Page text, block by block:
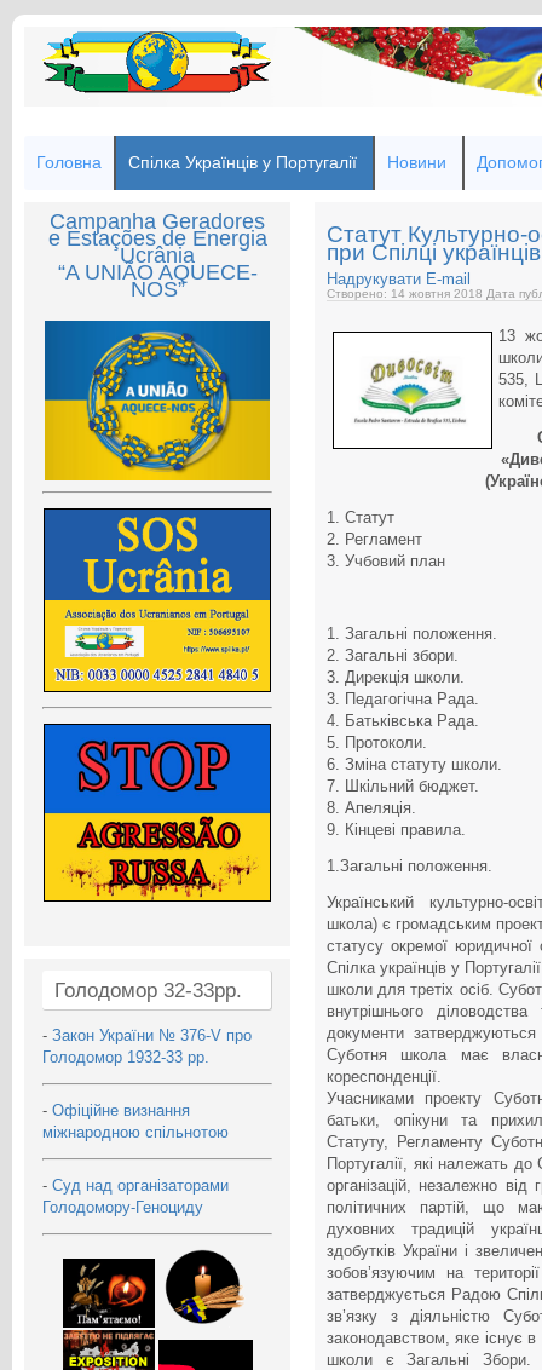
Головна Спілка Українців у Португалії Новини
Campanha Geradores
e Estações de Energia
Ucrânia
“A UNIÃO AQUECE-
NOS”
Голодомор 32-33рр.
- Закон України № 376-V про
Голодомор 1932-33 рр.
- Офіційне визнання
міжнародною спільнотою
- Суд над організаторами
Голодомору-Геноциду
Статут Культурно-
при Спілці
Надрукувати E-mail
Створено: 14 жовтня 2018 Дата
13
535,
1. Статут
2. Регламент
3. Учбовий план
1. Загальні положення.
2. Загальні збори.
3. Дирекція школи.
3. Педагогічна Рада.
4. Батьківська Рада.
5. Протоколи.
6. Зміна статуту школи.
7. Шкільний бюджет.
8. Апеляція.
9. Кінцеві правила.
1.Загальні положення.
Український культурно-
школа) є громадським
статусу окремої юридичної
Спілка українців у
школи для третіх осіб.
внутрішнього
документи затверджуються
Суботня школа має
кореспонденції.
Учасниками проекту
батьки, опікуни та
Статуту, Регламенту
Португалії, які належать до
організацій, незалежно від
політичних партій, що
духовних традицій
здобутків України і
зобов’язуючим на
затверджується Радою
зв’язку з діяльністю
законодавством, яке існує
школи є Загальні Збори.